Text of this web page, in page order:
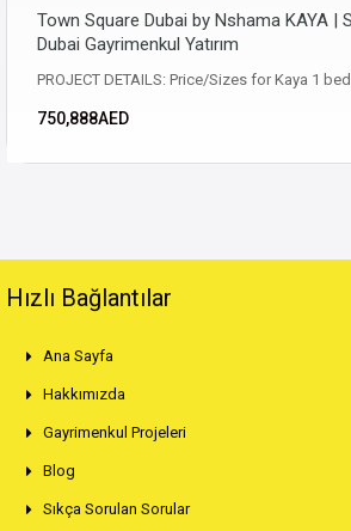
Town Square Dubai by Nshama KAYA |
Dubai Gayrimenkul Yatırım
PROJECT DETAILS: Price/Sizes for Kaya 1
750,888AED
Hızlı Bağlantılar
Ana Sayfa
Hakkımızda
Gayrimenkul Projeleri
Blog
Sıkça Sorulan Sorular